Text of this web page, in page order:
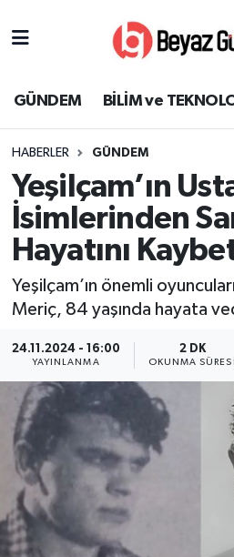
GÜNDEM BİLİM ve
HABERLER GÜNDEM
Yeşilçam’ın
İsimlerinden
Hayatını
Yeşilçam’ın önemli
Meriç, 84 yaşında hayata
24.11.2024 - 16:00
YAYINLANMA
2 DK
OKUNMA SÜRESI
EKONOMİ
SPOR
SAĞLIK
EĞİTİM
KÜLTÜR SANAT
MAGAZİN
YEREL
Süper Lig Puan Durumu
Tüm Manşetler
Son Dakika Haberleri
Haber Arşivi